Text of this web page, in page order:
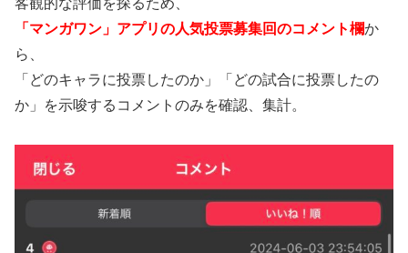
客観的な評価を探るため、
「マンガワン」アプリの人気投票募集回のコメント欄か
ら、
「どのキャラに投票したのか」「どの試合に投票したの
か」を示唆するコメントのみを確認、集計。